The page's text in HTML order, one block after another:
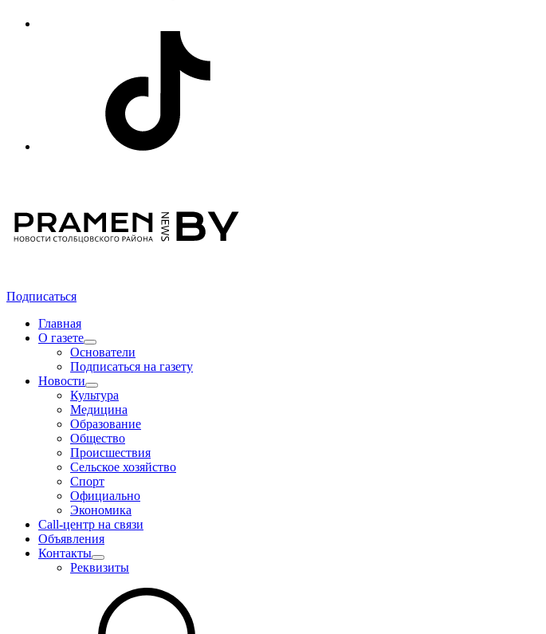
Подписаться
Главная
О газете
Основатели
Подписаться на газету
Новости
Культура
Медицина
Образование
Общество
Происшествия
Сельское хозяйство
Спорт
Официально
Экономика
Call-центр на связи
Объявления
Контакты
Реквизиты